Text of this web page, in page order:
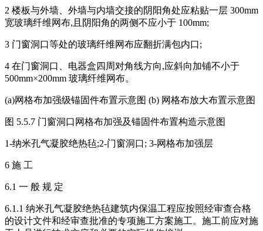
2 楼板与外墙、外墙与内墙交接的阴阳角处应粘贴一层 300mm
宽玻璃纤维网布,且阴阳角的两侧不应小于 100mm;
3 门窗洞口等处的玻璃纤维网布应翻折满包内口;
4 在门窗洞口、电器盒四周对角线方向,应斜向加铺不小于
500mm×200mm 玻璃纤维网布。
(a)网格布加强级锚固件布置示意图 (b) 网格布放大布置示意图
图 5.5.7 门窗洞口网格布加强及锚固件布置构造示意图
1-纳米孔气凝胶绝热毡;2-门窗洞口; 3-网格布加强层
6 施 工
6.1 一 般 规 定
6.1.1 纳米孔气凝胶绝热毡建筑内保温工程应按照经审查合格
的设计文件和经审查批准的专项施工方案施工。施工前应对施